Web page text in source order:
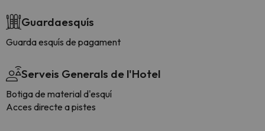
Guardaesquís
Guarda esquís de pagament
Serveis Generals de l'Hotel
Botiga de material d'esquí
Acces directe a pistes